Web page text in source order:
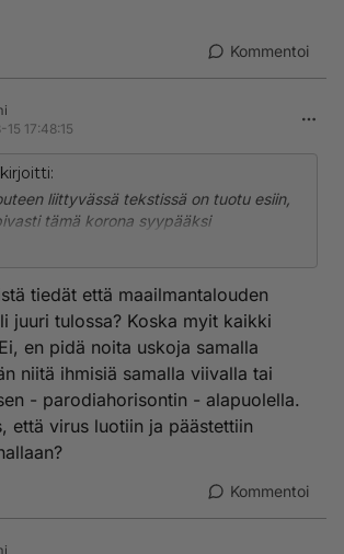
Kommentoi
17:48:15
kirjoitti:
liittyvässä tekstissä on tuotu esiin,
tämä korona syypääksi
romahdukseen, joka pakosta olisi
ja uskoa Kuulenoihin samalla
piiloittaa totuus täysin
asioiden taakse, eikös.
tiedät että maailmantalouden
juuri tulossa? Koska myit kaikki
en pidä noita uskoja samalla
niitä ihmisiä samalla viivalla tai
- parodiahorisontin - alapuolella.
että virus luotiin ja päästettiin
Kommentoi